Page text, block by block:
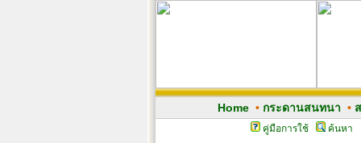
Home• กระดานสนทนา •
คู่มือการใช้ ค้นหา